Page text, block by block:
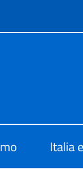
Italia